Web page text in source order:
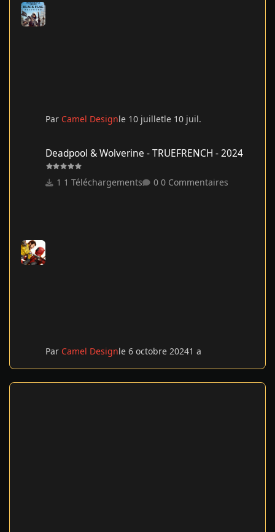
Par Camel Designle 10 juilletle 10 juil.
Deadpool & Wolverine - TRUEFRENCH - 2024
1 Téléchargements 0 Commentaires
Par Camel Designle 6 octobre 20241 a